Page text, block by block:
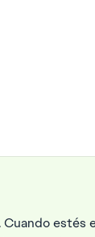
Cuando estés